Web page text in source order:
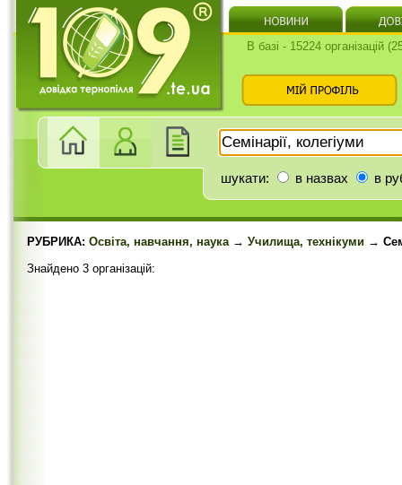
В базі - 15224 організацій
шукати: в назвах в
РУБРИКА: Освіта, навчання, наука→ Училища, технікуми →
Знайдено 3 організацій: